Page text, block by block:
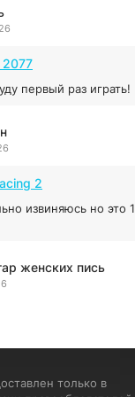
ГБ
2077
первый раз играть!
2
извиняюсь но это 1
женских пись
на пк с
только в